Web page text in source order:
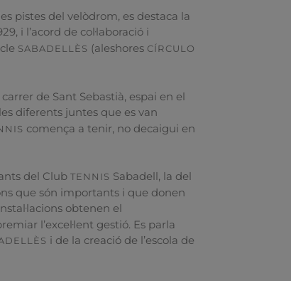
pistes del velòdrom, es destaca la
i l’acord de col·laboració i
SABADELLÈS (aleshores CÍRCULO
de Sant Sebastià, espai en el
diferents juntes que es van
comença a tenir, no decaigui en
del Club TENNIS Sabadell, la del
que són importants i que donen
obtenen el
l’excel·lent gestió. Es parla
i de la creació de l’escola de